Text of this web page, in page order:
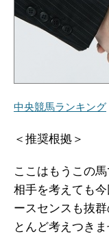
中央競馬ランキング
＜推奨根拠＞
ここはもうこの
相手を考えても
ースセンスも抜
とんど考えつきま